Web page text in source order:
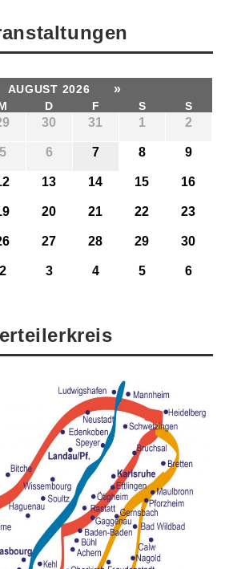
AUGUST 2026 »
D F S S
30 31 1 2
5 6 7 8 9
13 14 15 16
20 21 22 23
27 28 29 30
2 3 4 5 6